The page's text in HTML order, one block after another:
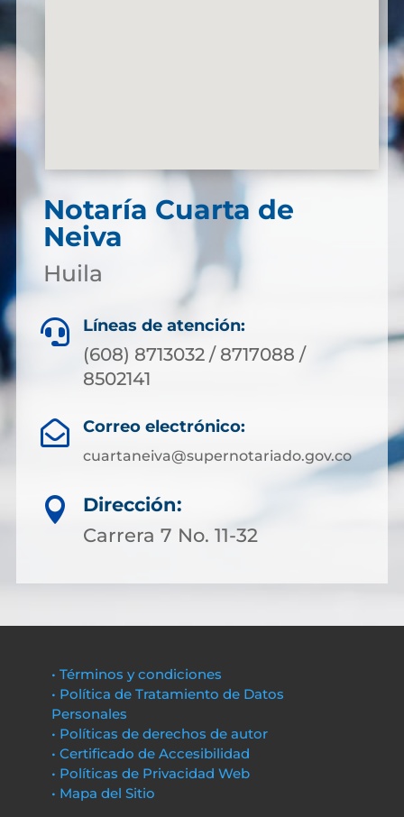
Notaría Cuarta de
Neiva
Huila
 Líneas de atención:
(608) 8713032 / 8717088 /
8502141
 Correo electrónico:
cuartaneiva@supernotariado.gov.co

Dirección:
Carrera 7 No. 11-32
• Términos y condiciones
• Política de Tratamiento de Datos
Personales
• Políticas de derechos de autor
• Certificado de Accesibilidad
• Políticas de Privacidad Web
• Mapa del Sitio